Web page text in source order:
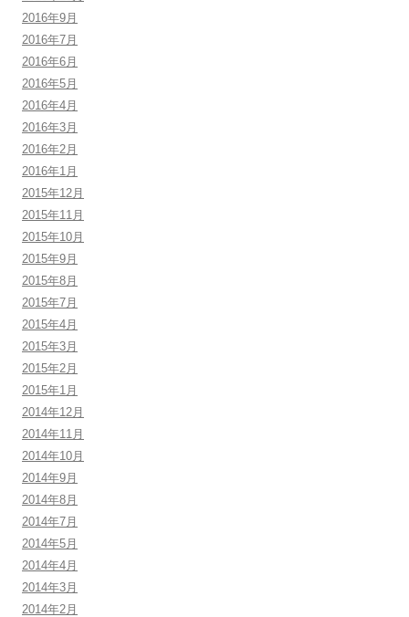
2016年9月
2016年7月
2016年6月
2016年5月
2016年4月
2016年3月
2016年2月
2016年1月
2015年12月
2015年11月
2015年10月
2015年9月
2015年8月
2015年7月
2015年4月
2015年3月
2015年2月
2015年1月
2014年12月
2014年11月
2014年10月
2014年9月
2014年8月
2014年7月
2014年5月
2014年4月
2014年3月
2014年2月